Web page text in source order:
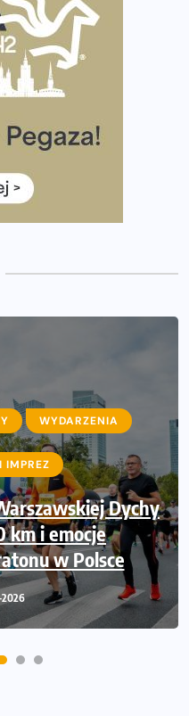
w historii.
dla Bohaterów!
się w bieganiu?
warto włączyć do
na weekend z
Warszawskiego.
WYDARZENIA
IMPREZ
Dychy
km i emocje
w Polsce
WYDARZENIA
IMPREZ
To Fit You Mini
48. Maratonu